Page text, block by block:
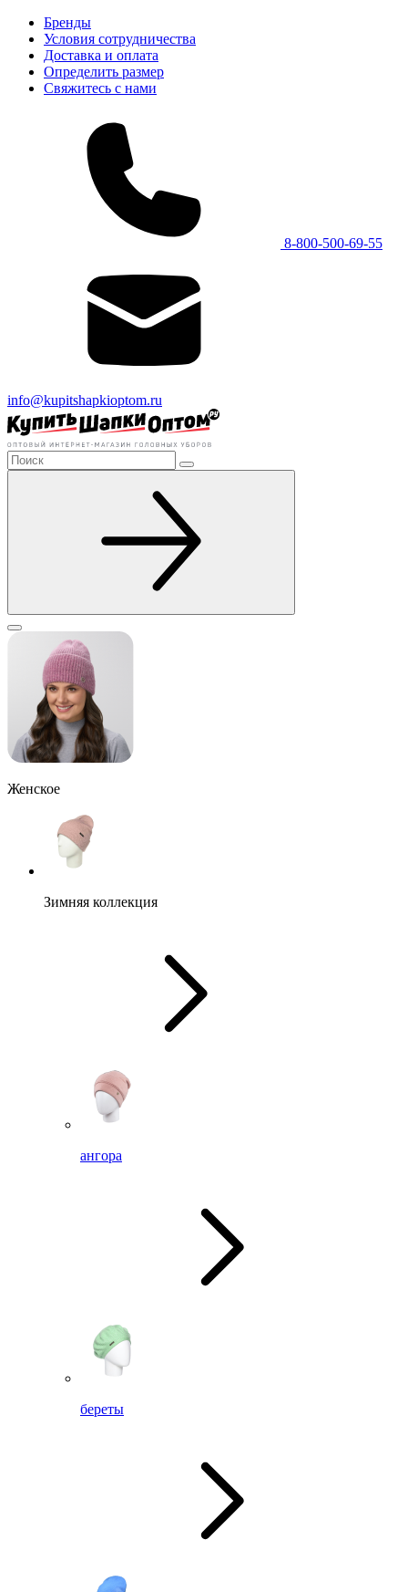
Бренды
Условия сотрудничества
Доставка и оплата
Определить размер
Свяжитесь с нами
8-800-500-69-55
info@kupitshapkioptom.ru
Женское
Зимняя коллекция
ангора
береты